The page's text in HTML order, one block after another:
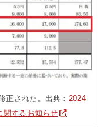
正された。出典： 2024
関するお知らせ